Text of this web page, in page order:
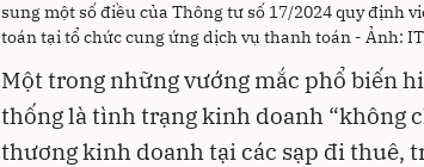
sung một số điều của Thông tư số 17/2024 quy định
toán tại tổ chức cung ứng dịch vụ thanh toán - Ảnh:
Một trong những vướng mắc phổ biến
thống là tình trạng kinh doanh “không
thương kinh doanh tại các sạp đi thuê,